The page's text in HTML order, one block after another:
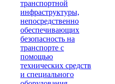
транспортной
инфраструктуры,
непосредственно
обеспечивающих
безопасность на
транспорте с
помощью
технических средств
и специального